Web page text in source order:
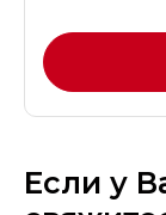
Если у